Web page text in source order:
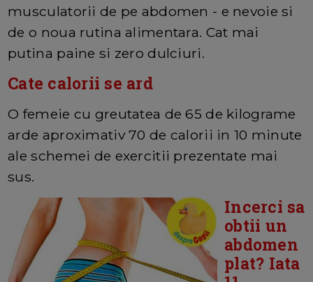
musculatorii de pe abdomen - e nevoie si
de o noua rutina alimentara. Cat mai
putina paine si zero dulciuri.
Cate calorii se ard
O femeie cu greutatea de 65 de kilograme
arde aproximativ 70 de calorii in 10 minute
ale schemei de exercitii prezentate mai
sus.
Incerci sa
obtii un
abdomen
plat? Iata